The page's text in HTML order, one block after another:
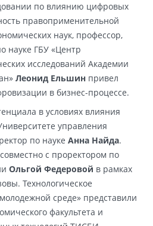
по влиянию цифровых
правоприменительной
наук, профессор,
науке ГБУ «Центр
исследований Академии
Леонид Ельшин привел
в бизнес-процессе.
в условиях влияния
управления
по науке Анна Найда.
с проректором по
Ольгой Федеровой в рамках
Технологическое
среде» представили
факультета и